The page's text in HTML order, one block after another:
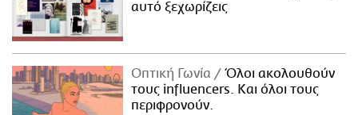
αυτό ξεχωρίζεις
Οπτική Γωνία
Όλοι ακολουθούν
τους influencers. Και όλοι τους
περιφρονούν.